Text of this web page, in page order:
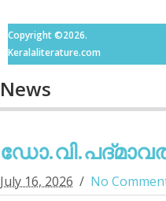
Copyright ©2026.
Keralaliterature.com
News
July 16, 2026 No